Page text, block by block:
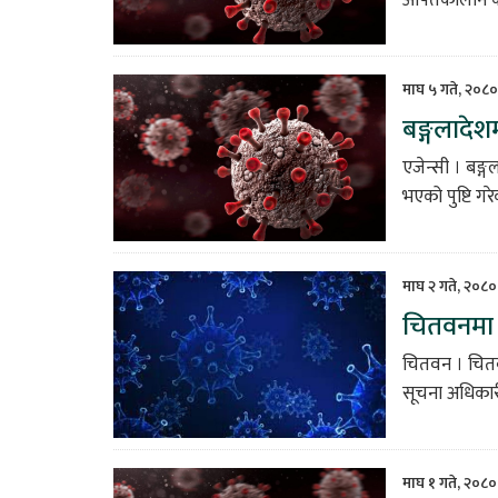
माघ ५ गते,
एजेन्सी ।
भएको पुष्टि
माघ २ गते,
चितवन ।
सूचना
माघ १ गते,